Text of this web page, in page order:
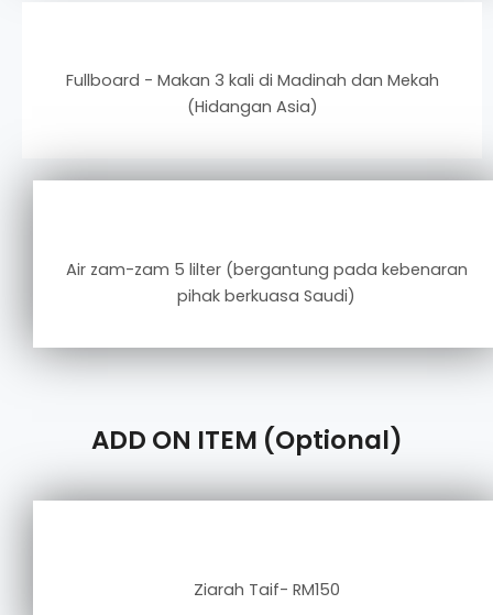
Fullboard - Makan 3 kali di Madinah dan Mekah
(Hidangan Asia)
Air zam-zam 5 lilter (bergantung pada kebenaran
pihak berkuasa Saudi)
ADD ON ITEM (Optional)
Ziarah Taif- RM150